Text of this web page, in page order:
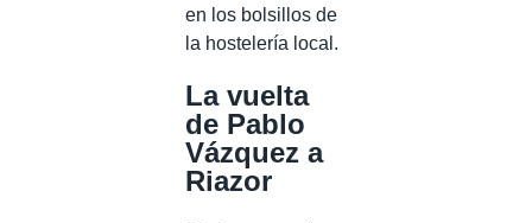
en los bolsillos de
la hostelería local.
La vuelta
de Pablo
Vázquez a
Riazor